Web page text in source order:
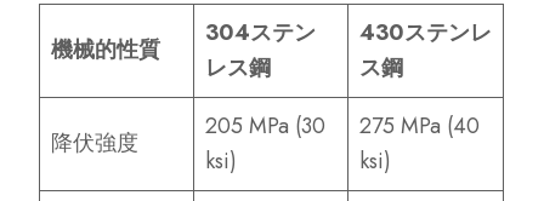
機械的性質
304ステン
レス鋼
430ステンレ
ス鋼
降伏強度
205 MPa (30
ksi)
275 MPa (40
ksi)